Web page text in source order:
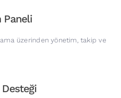
Paneli
üzerinden yönetim, takip ve